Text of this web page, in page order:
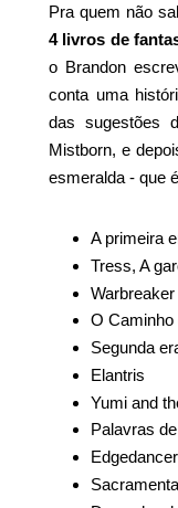
Pra quem não
4 livros de
o Brandon
conta uma
das sugestões
Mistborn, e
esmeralda - que
A primeira
Tress, A
Warbreaker
O Caminho
Segunda
Elantris
Yumi and
Palavras
Edgedancer